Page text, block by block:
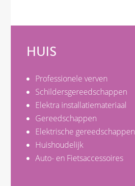
HUIS
Professionele verven
Schildersgereedschappen
Elektra installatiemateriaal
Gereedschappen
Elektrische gereedschappen
Huishoudelijk
Auto- en Fietsaccessoires